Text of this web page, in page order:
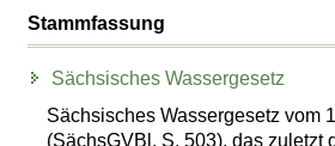
Stammfassung
Sächsisches Wassergesetz
Sächsisches Wassergesetz vom
(SächsGVBl. S. 503), das zuletzt